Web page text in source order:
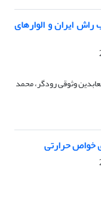
ایران و الوارهای
وثوقی رودگر، محمد
خواص حرارتی